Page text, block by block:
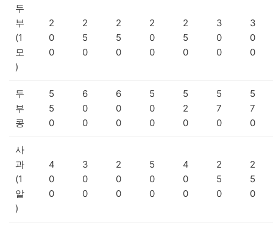
두
부
(1
모
)
2
0
0
2
5
0
2
5
0
2
0
0
2
5
0
3
0
0
3
0
0
두
부
콩
5
5
0
6
0
0
6
0
0
5
0
0
5
2
0
5
7
0
5
7
0
사
과
(1
알
)
4
0
0
3
0
0
2
0
0
5
0
0
4
0
0
2
5
0
2
5
0